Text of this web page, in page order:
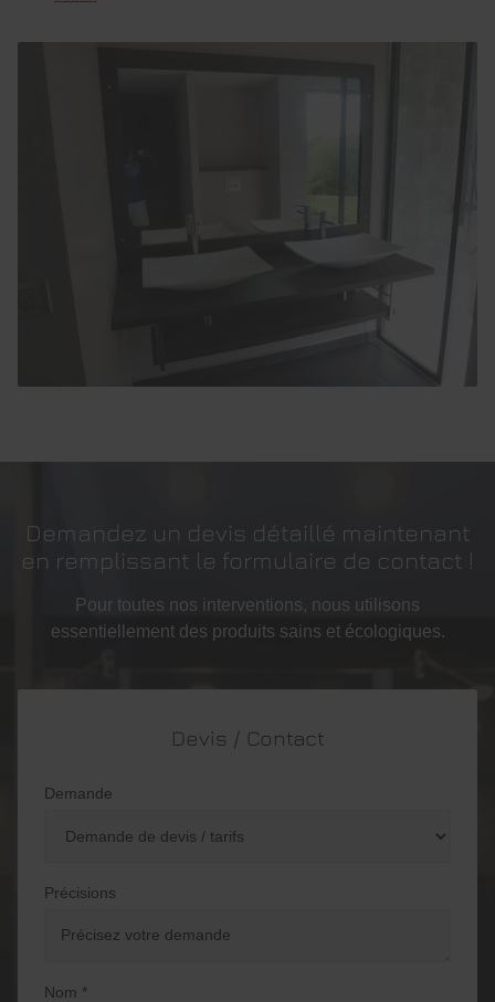
Demandez un devis détaillé maintenant
en remplissant le formulaire de contact !
Pour toutes nos interventions, nous utilisons
essentiellement des produits sains et écologiques.
Devis / Contact
Demande
Précisions
Nom *